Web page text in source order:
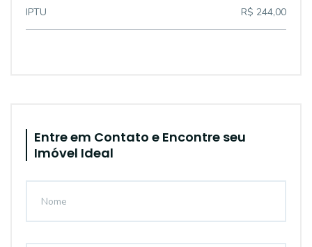
IPTU R$ 244,00
Entre em Contato e Encontre seu
Imóvel Ideal